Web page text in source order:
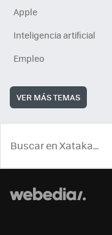
Apple
Inteligencia artificial
Empleo
VER MÁS TEMAS